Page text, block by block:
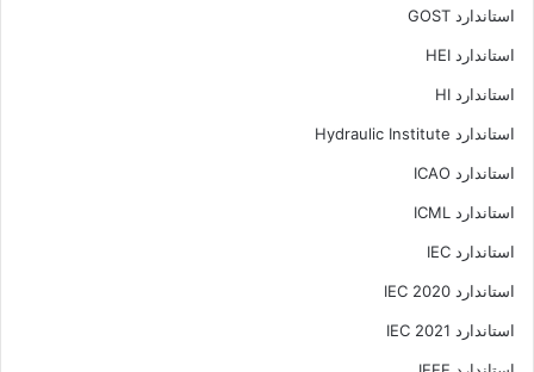
استاندارد GOST
استاندارد HEI
استاندارد HI
استاندارد Hydraulic Institute
استاندارد ICAO
استاندارد ICML
استاندارد IEC
استاندارد IEC 2020
استاندارد IEC 2021